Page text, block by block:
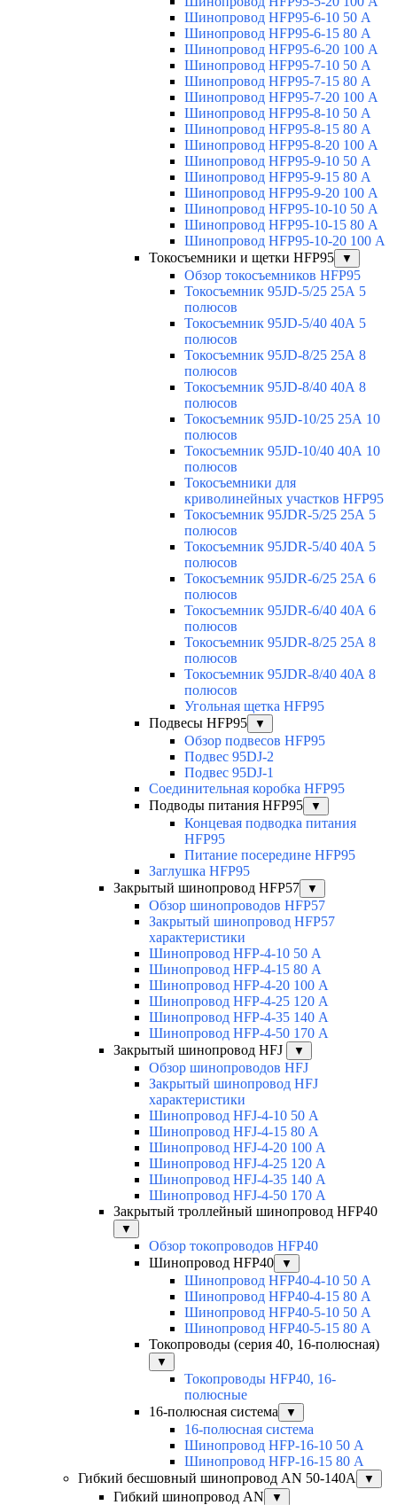
Шинопровод HFP95-6-10 50 А
Шинопровод HFP95-6-15 80 А
Шинопровод HFP95-6-20 100 А
Шинопровод HFP95-7-10 50 А
Шинопровод HFP95-7-15 80 А
Шинопровод HFP95-7-20 100 А
Шинопровод HFP95-8-10 50 А
Шинопровод HFP95-8-15 80 А
Шинопровод HFP95-8-20 100 А
Шинопровод HFP95-9-10 50 А
Шинопровод HFP95-9-15 80 А
Шинопровод HFP95-9-20 100 А
Шинопровод HFP95-10-10 50 А
Шинопровод HFP95-10-15 80 А
Шинопровод HFP95-10-20 100 А
Токосъемники и щетки HFP95
▼
Обзор токосъемников HFP95
Токосъемник 95JD-5/25 25А 5
полюсов
Токосъемник 95JD-5/40 40А 5
полюсов
Токосъемник 95JD-8/25 25А 8
полюсов
Токосъемник 95JD-8/40 40А 8
полюсов
Токосъемник 95JD-10/25 25А 10
полюсов
Токосъемник 95JD-10/40 40А 10
полюсов
Токосъемники для
криволинейных участков HFP95
Токосъемник 95JDR-5/25 25А 5
полюсов
Токосъемник 95JDR-5/40 40А 5
полюсов
Токосъемник 95JDR-6/25 25А 6
полюсов
Токосъемник 95JDR-6/40 40А 6
полюсов
Токосъемник 95JDR-8/25 25А 8
полюсов
Токосъемник 95JDR-8/40 40А 8
полюсов
Угольная щетка HFP95
Подвесы HFP95
▼
Обзор подвесов HFP95
Подвес 95DJ-2
Подвес 95DJ-1
Соединительная коробка HFP95
Подводы питания HFP95
▼
Концевая подводка питания
HFP95
Питание посередине HFP95
Заглушка HFP95
Закрытый шинопровод HFP57
▼
Обзор шинопроводов HFP57
Закрытый шинопровод HFP57
характеристики
Шинопровод HFP-4-10 50 А
Шинопровод HFP-4-15 80 А
Шинопровод HFP-4-20 100 А
Шинопровод HFP-4-25 120 А
Шинопровод HFP-4-35 140 А
Шинопровод HFP-4-50 170 А
Закрытый шинопровод HFJ
▼
Обзор шинопроводов HFJ
Закрытый шинопровод HFJ
характеристики
Шинопровод HFJ-4-10 50 А
Шинопровод HFJ-4-15 80 А
Шинопровод HFJ-4-20 100 А
Шинопровод HFJ-4-25 120 А
Шинопровод HFJ-4-35 140 А
Шинопровод HFJ-4-50 170 А
Закрытый троллейный шинопровод HFP40
▼
Обзор токопроводов HFP40
Шинопровод HFP40
▼
Шинопровод HFP40-4-10 50 А
Шинопровод HFP40-4-15 80 А
Шинопровод HFP40-5-10 50 А
Шинопровод HFP40-5-15 80 А
Токопроводы (серия 40, 16-полюсная)
▼
Токопроводы HFP40, 16-
полюсные
16-полюсная система
▼
16-полюсная система
Шинопровод HFP-16-10 50 А
Шинопровод HFP-16-15 80 А
Гибкий бесшовный шинопровод AN 50-140А
▼
Гибкий шинопровод AN ▼